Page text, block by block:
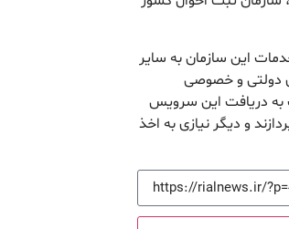
این سازمان به سایر
دولتی و خصوصی
به دریافت این سرویس
و دیگر نیازی به اخذ